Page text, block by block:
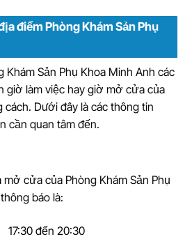
điểm Phòng Khám Sản Phụ
Sản Phụ Khoa Minh Anh các
giờ làm việc hay giờ mở cửa của
cách. Dưới đây là các thông tin
cần quan tâm đến.
cửa của Phòng Khám Sản Phụ
báo là:
17:30 đến 20:30